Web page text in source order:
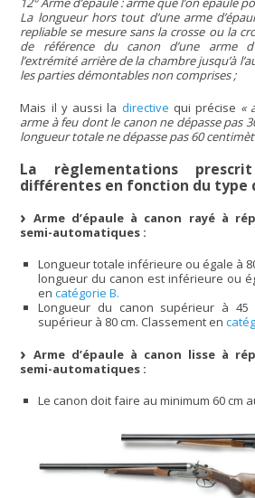
La longueur hors tout d’une arme
repliable se mesure sans la crosse ou la
de référence du canon d’une arme
l’extrémité arrière de la chambre jusqu’à
les parties démontables non comprises ;
Mais il y aussi la directive qui précise «
arme à feu dont le canon ne dépasse pas
longueur totale ne dépasse pas 60
La règlementations
différentes en fonction du type
Arme d’épaule à canon rayé à
semi-automatiques :
Longueur totale inférieure ou égale à
longueur du canon est inférieure ou
en catégorie B.
Longueur du canon supérieur à
supérieur à 80 cm. Classement en
Arme d’épaule à canon lisse à
semi-automatiques :
Le canon doit faire au minimum 60 cm